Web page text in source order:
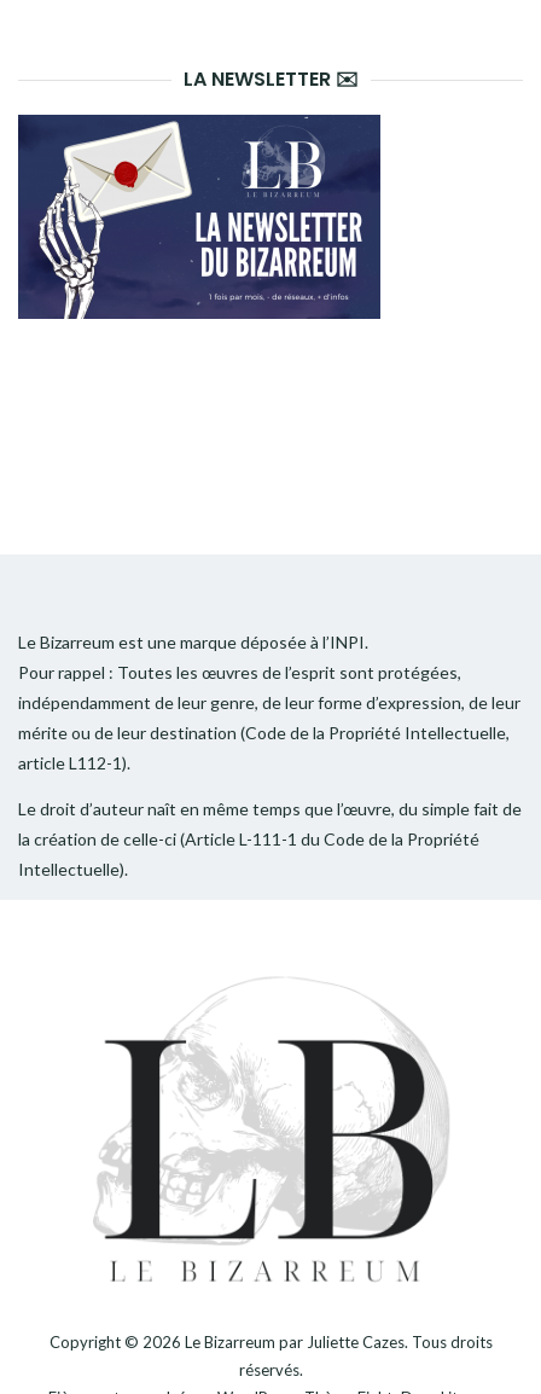
LA NEWSLETTER ✉️
Le Bizarreum est une marque déposée à l’INPI.
Pour rappel : Toutes les œuvres de l’esprit sont protégées,
indépendamment de leur genre, de leur forme d’expression, de leur
mérite ou de leur destination (Code de la Propriété Intellectuelle,
article L112-1).
Le droit d’auteur naît en même temps que l’œuvre, du simple fait de
la création de celle-ci (Article L-111-1 du Code de la Propriété
Intellectuelle).
Copyright © 2026 Le Bizarreum par Juliette Cazes. Tous droits
réservés.